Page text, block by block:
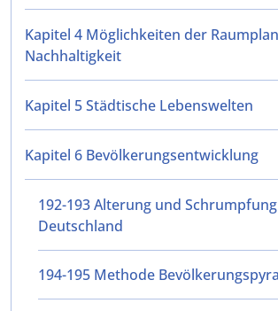
Kapitel 4 Möglichkeiten der
Nachhaltigkeit
Kapitel 5 Städtische Lebenswelten
Kapitel 6 Bevölkerungsentwicklung
192-193 Alterung und
Deutschland
194-195 Methode